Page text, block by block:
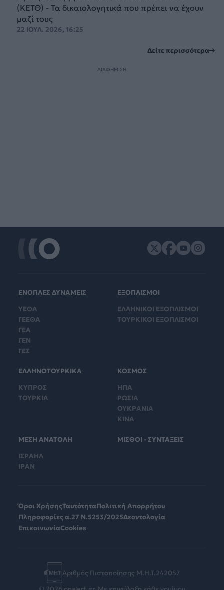
(ΚΕΤΘ) - Τα δικαιολογητικά που πρέπει να έχουν
μαζί τους
22 ΙΟΥΛ. 2026, 16:25
Δείτε περισσότερα
ΔΙΑΦΗΜΙΣΗ
ΕΝΟΠΛΕΣ ΔΥΝΑΜΕΙΣ
ΥΕΘΑ
ΓΕΕΘΑ
ΓΕΑ
ΓΕΝ
ΓΕΣ
ΕΞΟΠΛΙΣΜΟΙ
ΕΛΛΗΝΙΚΟΙ ΕΞΟΠΛΙΣΜΟΙ
ΤΟΥΡΚΙΚΟΙ ΕΞΟΠΛΙΣΜΟΙ
ΕΛΛΗΝΟΤΟΥΡΚΙΚΑ
ΚΥΠΡΟΣ
ΤΟΥΡΚΙΑ
ΚΟΣΜΟΣ
ΗΠΑ
ΡΩΣΙΑ
ΟΥΚΡΑΝΙΑ
ΚΙΝΑ
ΜΕΣΗ ΑΝΑΤΟΛΗ
ΙΣΡΑΗΛ
ΙΡΑΝ
ΜΙΣΘΟΙ - ΣΥΝΤΑΞΕΙΣ
Όροι ΧρήσηςΤαυτότηταΠολιτική Απορρήτου
Πληροφορίες α.27 Ν.5253/2025Δεοντολογία
ΕπικοινωνίαCookies
Αριθμός Πιστοποίησης Μ.Η.Τ.242057